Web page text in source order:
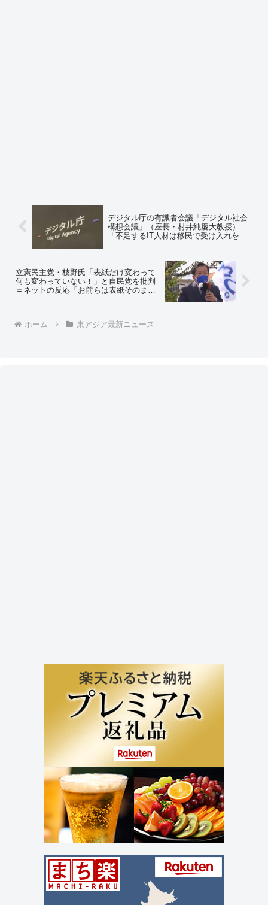
デジタル庁の有識者会議「デジタル社会
構想会議」（座長・村井純慶大教授）
「不足するIT人材は移民で受け入れを」
を入れるのか、よーやるわ」「国家盗ら
れるね」
立憲民主党・枝野氏「表紙だけ変わって
何も変わっていない！」と自民党を批判
＝ネットの反応「お前らは表紙そのまま
ホーム 東アジア最新ニュース